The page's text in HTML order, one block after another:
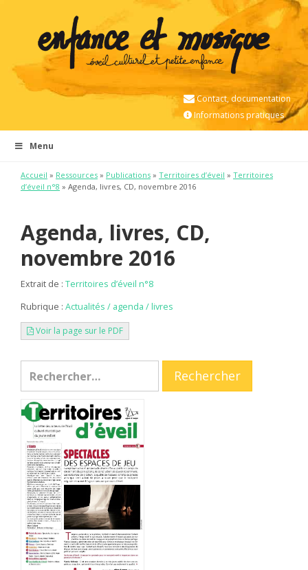
Contact, documentation
Informations pratiques
Menu
Accueil » Ressources » Publications » Territoires d’éveil » Territoires
d’éveil n°8 » Agenda, livres, CD, novembre 2016
Agenda, livres, CD,
novembre 2016
Extrait de : Territoires d’éveil n°8
Rubrique : Actualités / agenda / livres
Voir la page sur le PDF